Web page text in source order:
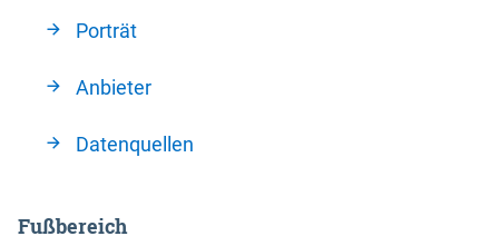
Porträt
Anbieter
Datenquellen
Fußbereich